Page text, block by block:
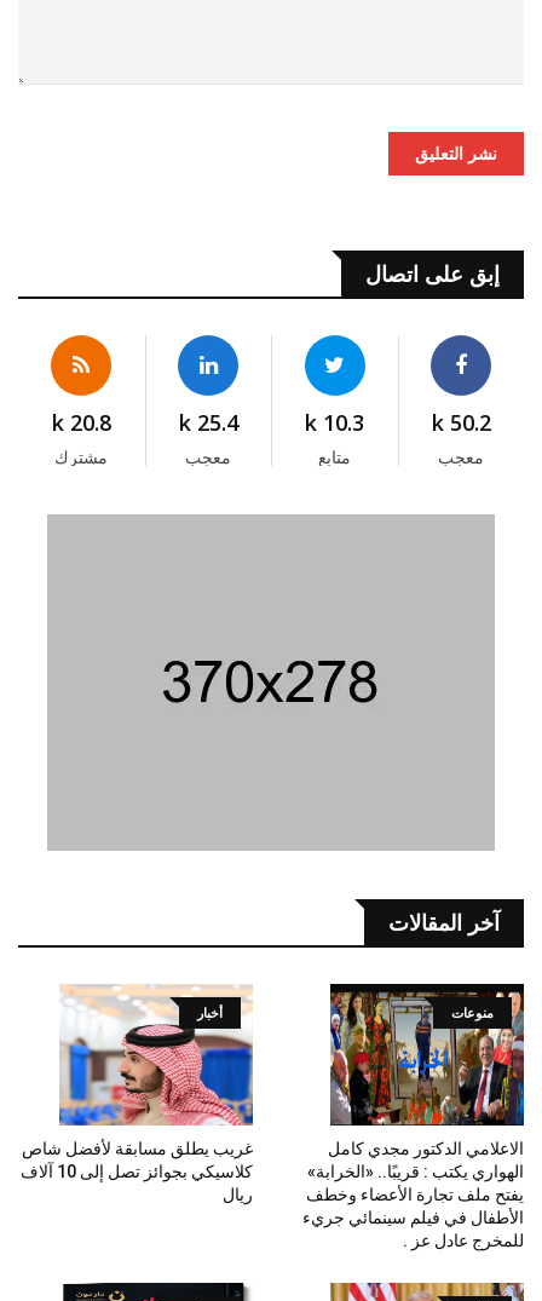
نشر التعليق
إبق على اتصال
50.2 k
معجب
10.3 k
متابع
25.4 k
معجب
20.8 k
مشترك
آخر المقالات
منوعات
الاعلامي الدكتور مجدي كامل
الهواري يكتب : قريبًا.. «الخرابة»
يفتح ملف تجارة الأعضاء وخطف
الأطفال في فيلم سينمائي جريء
للمخرج عادل عز .
أخبار
غريب يطلق مسابقة لأفضل شاص
كلاسيكي بجوائز تصل إلى 10 آلاف
ريال